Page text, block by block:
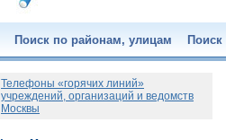
Поиск по районам, улицам Поиск
Телефоны «горячих линий»
учреждений, организаций и ведомств
Москвы